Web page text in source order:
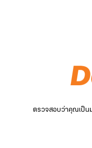
ตรวจสอบว่าคุณเป็น